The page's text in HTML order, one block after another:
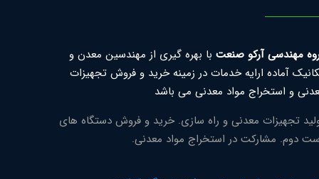
مهندسی آرکو صنعت با بهره گیری از مهندسین معدن و
آماده ارایه خدمات در زمینه خرید و فروش تجهیزات
و استخراج مواد معدنی می باشد
تجهیزات معدنی و راه سازی. خرید و فروش دستگاه های
دوم. مشارکت در استخراج مواد معدنی.